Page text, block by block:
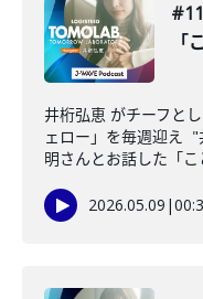
「
井桁弘恵 がチーフと
ェロー」を毎週迎え
明さんとお話した「
2026.05.09 |